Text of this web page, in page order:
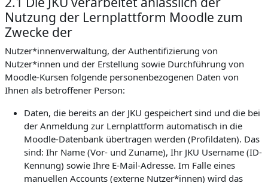
Nutzung der Lernplattform Moodle zum
Zwecke der
Nutzer*innenverwaltung, der Authentifizierung von
Nutzer*innen und der Erstellung sowie Durchführung von
Moodle-Kursen folgende personenbezogenen Daten von
Ihnen als betroffener Person:
Daten, die bereits an der JKU gespeichert sind und die bei
der Anmeldung zur Lernplattform automatisch in die
Moodle-Datenbank übertragen werden (Profildaten). Das
sind: Ihr Name (Vor- und Zuname), Ihr JKU Username (ID-
Kennung) sowie Ihre E-Mail-Adresse. Im Falle eines
manuellen Accounts (externe Nutzer*innen) wird das